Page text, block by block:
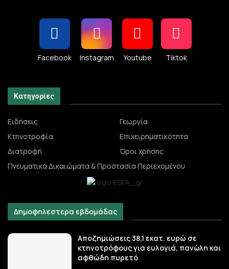
Facebook Instagram Youtube Tiktok
Κατηγορίες
Ειδήσεις
Γεωργία
Κτηνοτροφία
Επιχειρηματικότητα
Διατροφή
Όροι χρήσης
Πνευματικά Δικαιώματα & Προστασία Περιεχομένου
Δημοφηλεστερα εβδομάδας
Αποζημιώσεις 38,1 εκατ. ευρώ σε
κτηνοτρόφους για ευλογιά, πανώλη και
αφθώδη πυρετό